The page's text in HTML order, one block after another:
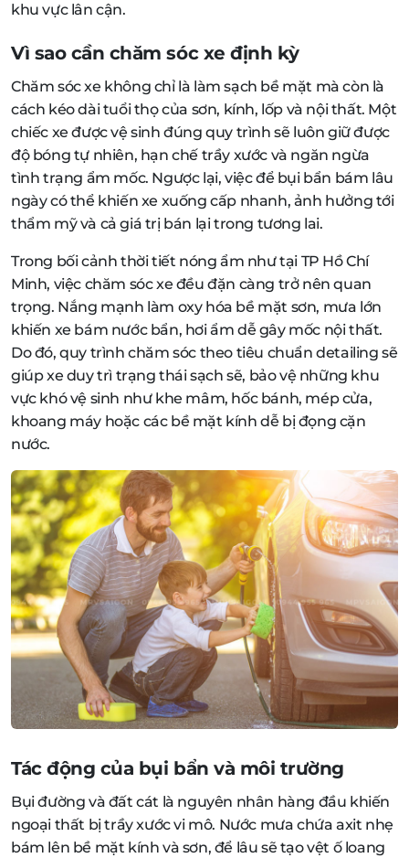
khu vực lân cận.
Vì sao cần chăm sóc xe định kỳ
Chăm sóc xe không chỉ là làm sạch bề mặt mà còn là
cách kéo dài tuổi thọ của sơn, kính, lốp và nội thất. Một
chiếc xe được vệ sinh đúng quy trình sẽ luôn giữ được
độ bóng tự nhiên, hạn chế trầy xước và ngăn ngừa
tình trạng ẩm mốc. Ngược lại, việc để bụi bẩn bám lâu
ngày có thể khiến xe xuống cấp nhanh, ảnh hưởng tới
thẩm mỹ và cả giá trị bán lại trong tương lai.
Trong bối cảnh thời tiết nóng ẩm như tại TP Hồ Chí
Minh, việc chăm sóc xe đều đặn càng trở nên quan
trọng. Nắng mạnh làm oxy hóa bề mặt sơn, mưa lớn
khiến xe bám nước bẩn, hơi ẩm dễ gây mốc nội thất.
Do đó, quy trình chăm sóc theo tiêu chuẩn detailing sẽ
giúp xe duy trì trạng thái sạch sẽ, bảo vệ những khu
vực khó vệ sinh như khe mâm, hốc bánh, mép cửa,
khoang máy hoặc các bề mặt kính dễ bị đọng cặn
nước.
Tác động của bụi bẩn và môi trường
Bụi đường và đất cát là nguyên nhân hàng đầu khiến
ngoại thất bị trầy xước vi mô. Nước mưa chứa axit nhẹ
bám lên bề mặt kính và sơn, để lâu sẽ tạo vệt ố loang